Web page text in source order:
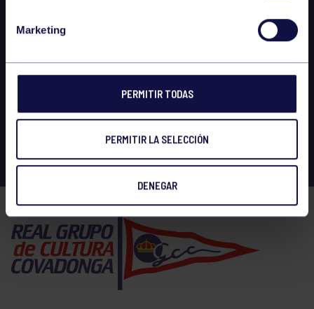
Marketing
PERMITIR TODAS
PERMITIR LA SELECCIÓN
DENEGAR